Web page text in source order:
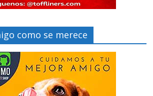
como se merece